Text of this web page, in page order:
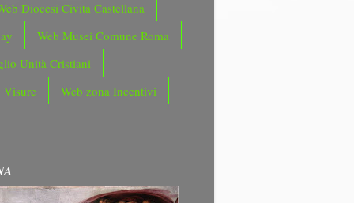
Diocesi Civita Castellana
Web Musei Comune Roma
Unità Cristiani
Visure
Web zona Incentivi